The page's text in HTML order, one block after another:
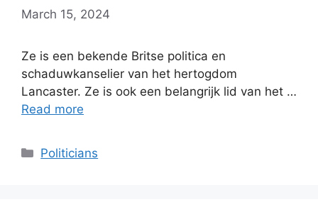
March 15, 2024
Ze is een bekende Britse politica en
schaduwkanselier van het hertogdom
Lancaster. Ze is ook een belangrijk lid van het …
Read more
Categories
Politicians